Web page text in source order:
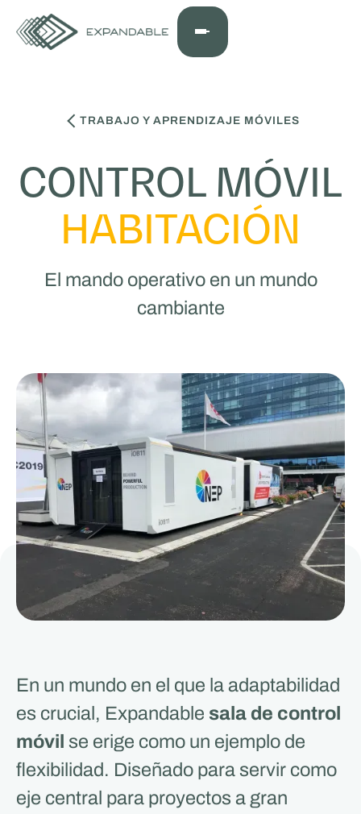
TRABAJO Y APRENDIZAJE MÓVILES
CONTROL MÓVIL
HABITACIÓN
El mando operativo en un mundo
cambiante
En un mundo en el que la adaptabilidad
es crucial, Expandable sala de control
móvil se erige como un ejemplo de
flexibilidad. Diseñado para servir como
eje central para proyectos a gran